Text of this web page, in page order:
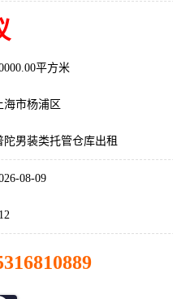
平方米
海市杨浦区
陀男装类托管仓库出租
08-09